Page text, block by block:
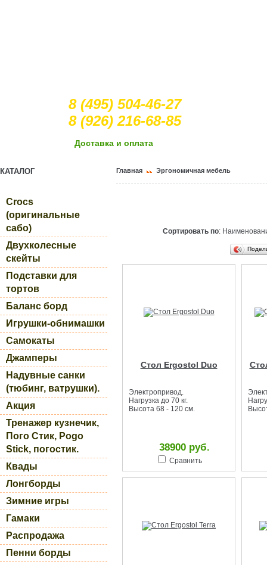
8 (495) 504-46-27
8 (926) 216-68-85
Доcтавка и оплата
КАТАЛОГ
Crocs
(оригинальные
сабо)
Двухколесные
скейты
Подставки для
тортов
Баланс борд
Игрушки-обнимашки
Самокаты
Джамперы
Надувные санки
(тюбинг, ватрушки).
Акция
Тренажер кузнечик,
Пого Стик, Pogo
Stick, погостик.
Квады
Лонгборды
Зимние игры
Гамаки
Распродажа
Пенни борды
Главная Эргономичная мебель
Сортировать по:
Стол Ergostol Duo
Электропривод.
Нагрузка до 70 кг.
Высота 68 - 120 см.
38900 руб.
Сравнить